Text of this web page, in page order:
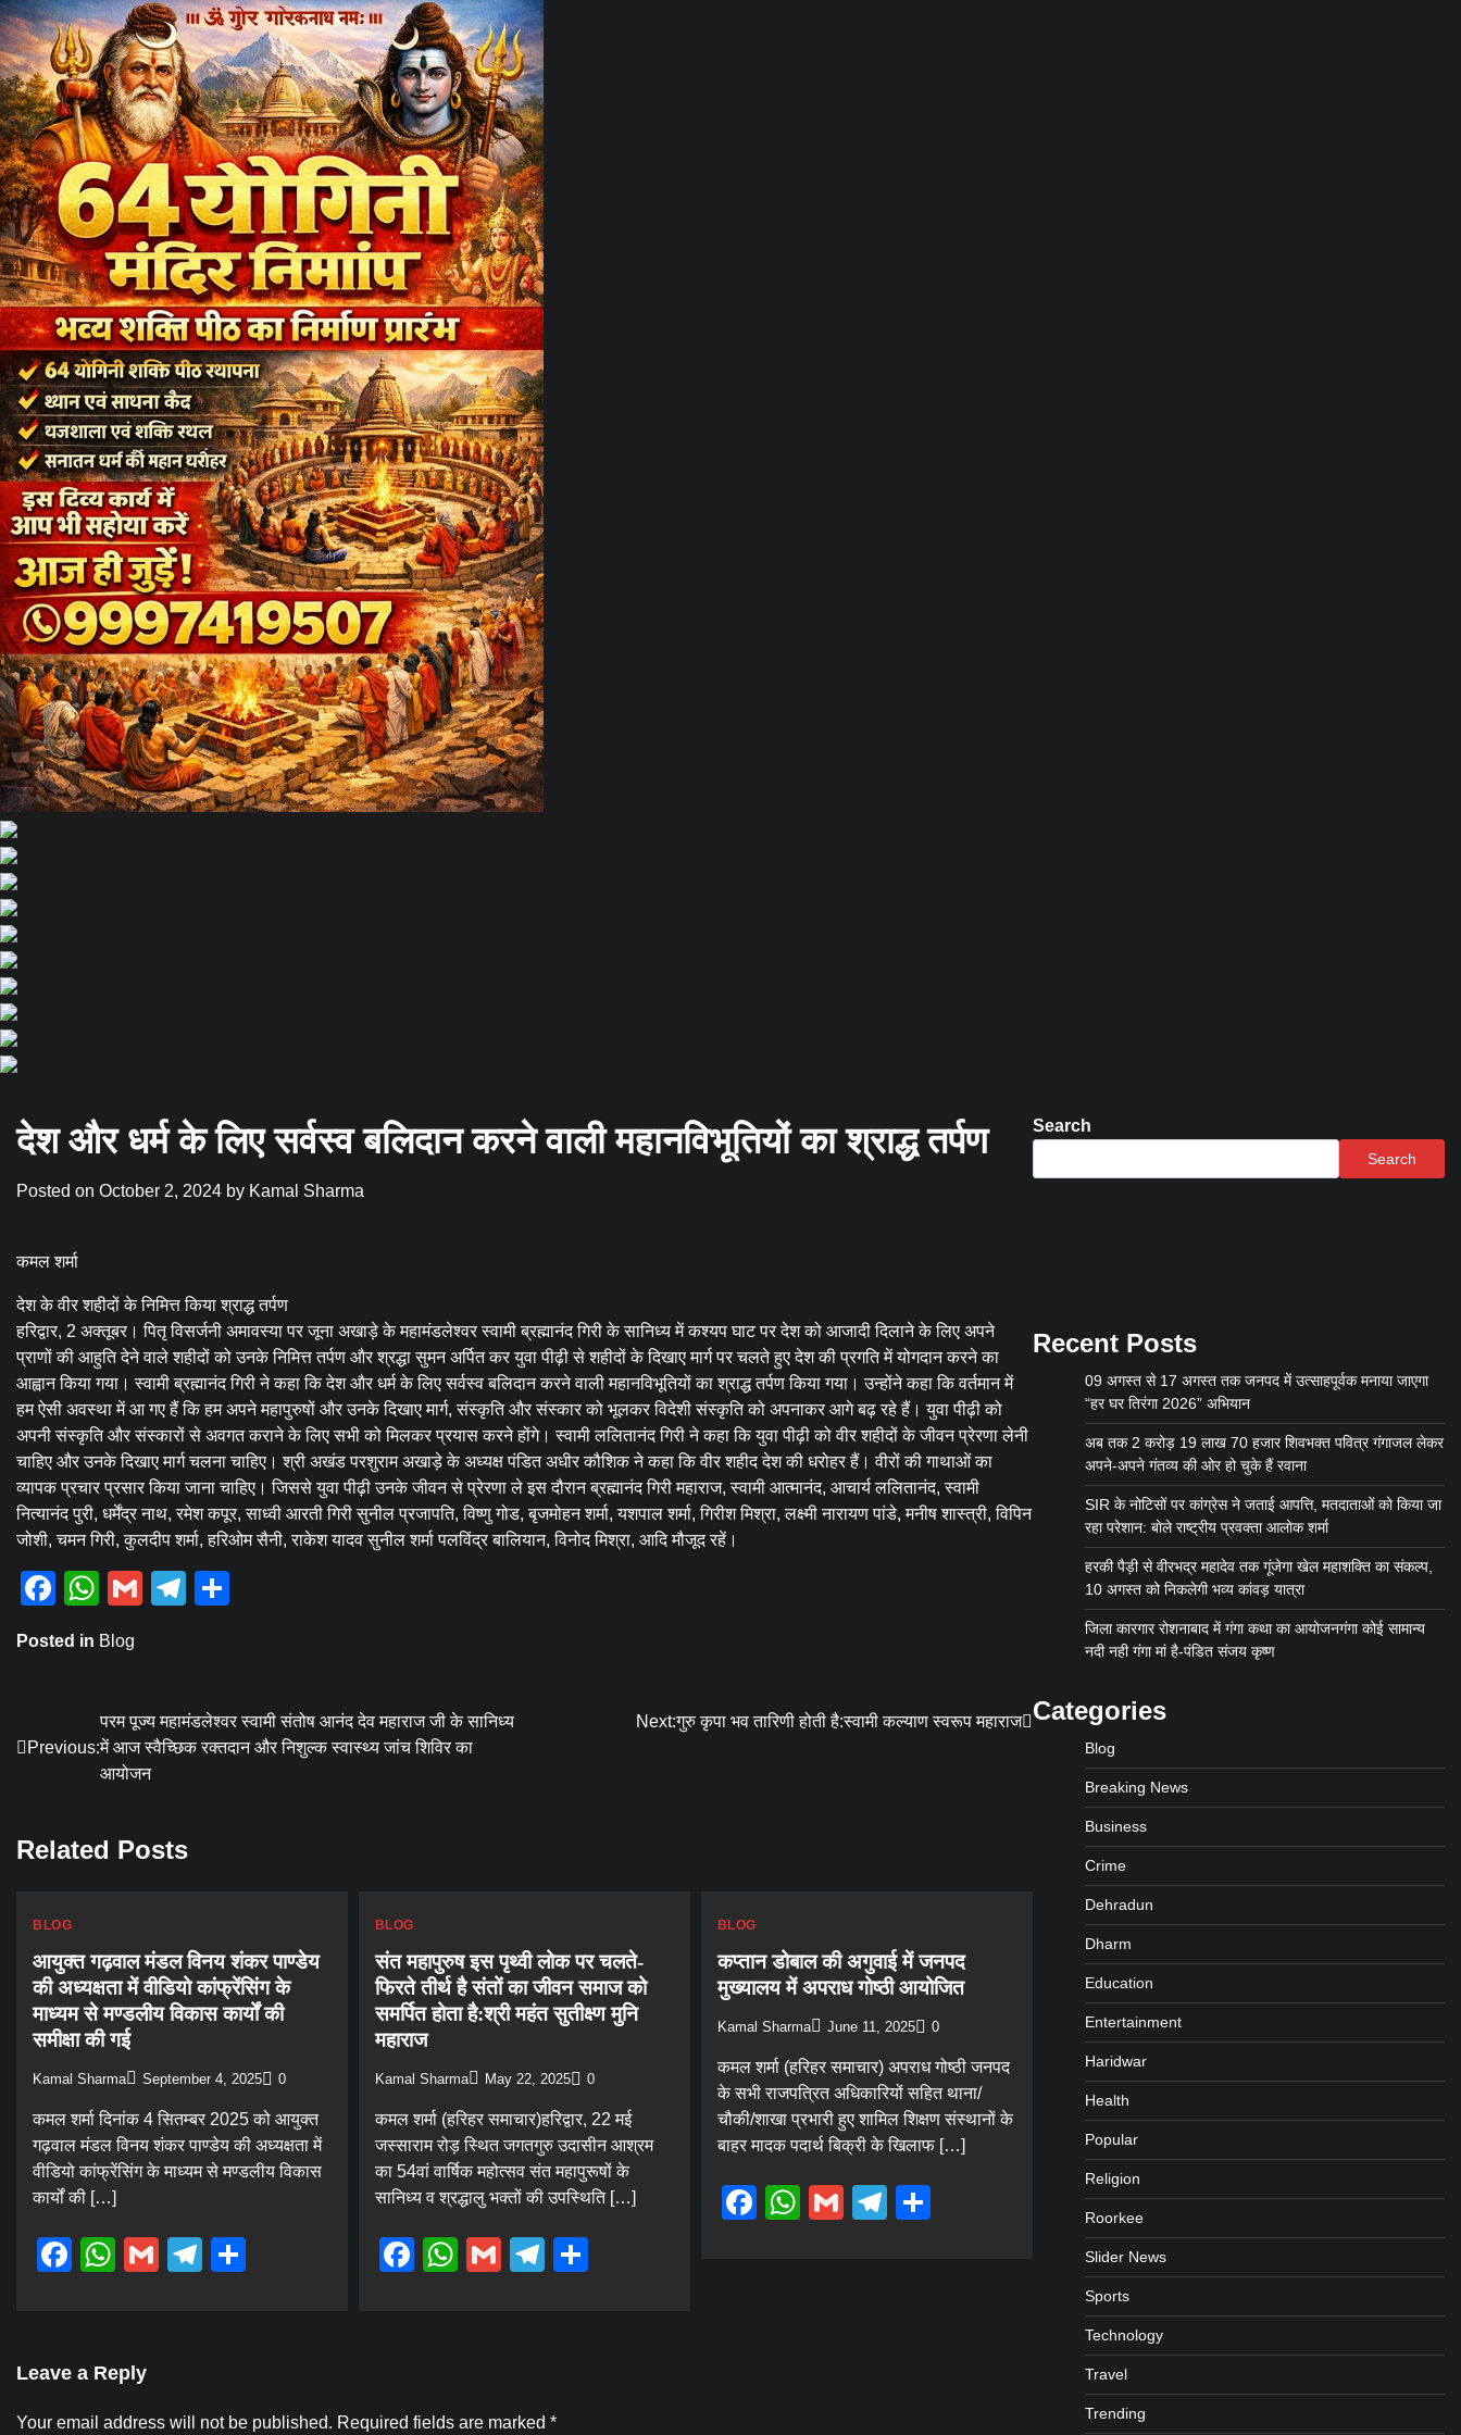
देश और धर्म के लिए सर्वस्व बलिदान करने वाली महानविभूतियों का श्राद्ध तर्पण
Posted on October 2, 2024 by Kamal Sharma
कमल शर्मा
देश के वीर शहीदों के निमित्त किया श्राद्ध तर्पण
हरिद्वार, 2 अक्तूबर। पितृ विसर्जनी अमावस्या पर जूना अखाड़े के महामंडलेश्वर स्वामी ब्रह्मानंद गिरी के सानिध्य में कश्यप घाट पर देश को आजादी दिलाने के लिए अपने
प्राणों की आहुति देने वाले शहीदों को उनके निमित्त तर्पण और श्रद्धा सुमन अर्पित कर युवा पीढ़ी से शहीदों के दिखाए मार्ग पर चलते हुए देश की प्रगति में योगदान करने का
आह्वान किया गया। स्वामी ब्रह्मानंद गिरी ने कहा कि देश और धर्म के लिए सर्वस्व बलिदान करने वाली महानविभूतियों का श्राद्ध तर्पण किया गया। उन्होंने कहा कि वर्तमान में
हम ऐसी अवस्था में आ गए हैं कि हम अपने महापुरुषों और उनके दिखाए मार्ग, संस्कृति और संस्कार को भूलकर विदेशी संस्कृति को अपनाकर आगे बढ़ रहे हैं। युवा पीढ़ी को
अपनी संस्कृति और संस्कारों से अवगत कराने के लिए सभी को मिलकर प्रयास करने होंगे। स्वामी ललितानंद गिरी ने कहा कि युवा पीढ़ी को वीर शहीदों के जीवन प्रेरणा लेनी
चाहिए और उनके दिखाए मार्ग चलना चाहिए। श्री अखंड परशुराम अखाड़े के अध्यक्ष पंडित अधीर कौशिक ने कहा कि वीर शहीद देश की धरोहर हैं। वीरों की गाथाओं का
व्यापक प्रचार प्रसार किया जाना चाहिए। जिससे युवा पीढ़ी उनके जीवन से प्रेरणा ले इस दौरान ब्रह्मानंद गिरी महाराज, स्वामी आत्मानंद, आचार्य ललितानंद, स्वामी
नित्यानंद पुरी, धर्मेंद्र नाथ, रमेश कपूर, साध्वी आरती गिरी सुनील प्रजापति, विष्णु गोड, बृजमोहन शर्मा, यशपाल शर्मा, गिरीश मिश्रा, लक्ष्मी नारायण पांडे, मनीष शास्त्री, विपिन
जोशी, चमन गिरी, कुलदीप शर्मा, हरिओम सैनी, राकेश यादव सुनील शर्मा पलविंद्र बालियान, विनोद मिश्रा, आदि मौजूद रहें।
Facebook
WhatsApp
GmailTelegram
Posted in Blog
navigation
Previous:
परम पूज्य महामंडलेश्वर स्वामी संतोष आनंद देव महाराज जी के सानिध्य
में आज स्वैच्छिक रक्तदान और निशुल्क स्वास्थ्य जांच शिविर का
आयोजन
Next:गुरु कृपा भव तारिणी होती है:स्वामी कल्याण स्वरूप महाराज
Related Posts
BLOG
आयुक्त गढ़वाल मंडल विनय शंकर पाण्डेय
की अध्यक्षता में वीडियो कांफ्रेंसिंग के
माध्यम से मण्डलीय विकास कार्यों की
समीक्षा की गई
Kamal Sharma September 4, 2025 0
कमल शर्मा दिनांक 4 सितम्बर 2025 को आयुक्त
गढ़वाल मंडल विनय शंकर पाण्डेय की अध्यक्षता में
वीडियो कांफ्रेंसिंग के माध्यम से मण्डलीय विकास
कार्यों की […]
Facebook
WhatsApp
GmailTelegram
BLOG
संत महापुरुष इस पृथ्वी लोक पर चलते-
फिरते तीर्थ है संतों का जीवन समाज को
समर्पित होता है:श्री महंत सुतीक्ष्ण मुनि
महाराज
Kamal Sharma May 22, 2025 0
कमल शर्मा (हरिहर समाचार)हरिद्वार, 22 मई
जस्साराम रोड़ स्थित जगतगुरु उदासीन आश्रम
का 54वां वार्षिक महोत्सव संत महापुरूषों के
सानिध्य व श्रद्धालु भक्तों की उपस्थिति […]
Facebook
WhatsApp
GmailTelegram
BLOG
कप्तान डोबाल की अगुवाई में जनपद
मुख्यालय में अपराध गोष्ठी आयोजित
Kamal Sharma June 11, 2025 0
कमल शर्मा (हरिहर समाचार) अपराध गोष्ठी जनपद
के सभी राजपत्रित अधिकारियों सहित थाना/
चौकी/शाखा प्रभारी हुए शामिल शिक्षण संस्थानों के
बाहर मादक पदार्थ बिक्री के खिलाफ […]
Facebook
WhatsApp
GmailTelegram
Leave a Reply
Your email address will not be published. Required fields are marked *
Search
Search
Recent Posts
09 अगस्त से 17 अगस्त तक जनपद में उत्साहपूर्वक मनाया जाएगा
“हर घर तिरंगा 2026” अभियान
अब तक 2 करोड़ 19 लाख 70 हजार शिवभक्त पवित्र गंगाजल लेकर
अपने-अपने गंतव्य की ओर हो चुके हैं रवाना
SIR के नोटिसों पर कांग्रेस ने जताई आपत्ति, मतदाताओं को किया जा
रहा परेशान: बोले राष्ट्रीय प्रवक्ता आलोक शर्मा
हरकी पैड़ी से वीरभद्र महादेव तक गूंजेगा खेल महाशक्ति का संकल्प,
10 अगस्त को निकलेगी भव्य कांवड़ यात्रा
जिला कारगार रोशनाबाद में गंगा कथा का आयोजनगंगा कोई सामान्य
नदी नही गंगा मां है-पंडित संजय कृष्ण
Categories
Blog
Breaking News
Business
Crime
Dehradun
Dharm
Education
Entertainment
Haridwar
Health
Popular
Religion
Roorkee
Slider News
Sports
Technology
Travel
Trending